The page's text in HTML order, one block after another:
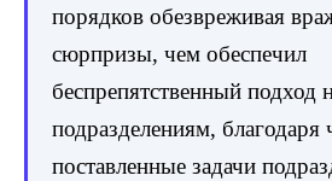
порядков обезвреживая
сюрпризы, чем обеспечил
беспрепятственный
подразделениям, благодаря
поставленные задачи